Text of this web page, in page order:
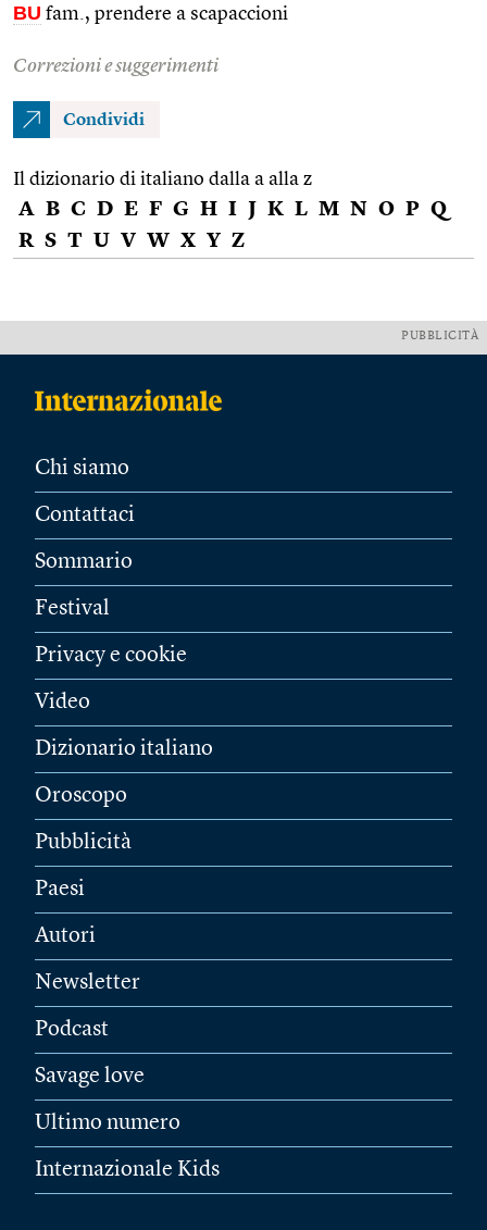
BU fam., prendere a scapaccioni
Correzioni e suggerimenti
Condividi
Il dizionario di italiano dalla a alla z
A B C D E F G H I J K L M N O P Q
R S T U V W X Y Z
PUBBLICITÀ
Chi siamo
Contattaci
Sommario
Festival
Privacy e cookie
Video
Dizionario italiano
Oroscopo
Pubblicità
Paesi
Autori
Newsletter
Podcast
Savage love
Ultimo numero
Internazionale Kids